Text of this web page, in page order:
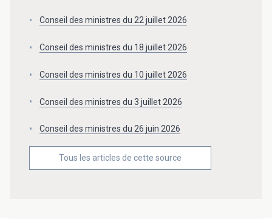
Conseil des ministres du 22 juillet 2026
Conseil des ministres du 18 juillet 2026
Conseil des ministres du 10 juillet 2026
Conseil des ministres du 3 juillet 2026
Conseil des ministres du 26 juin 2026
Tous les articles de cette source